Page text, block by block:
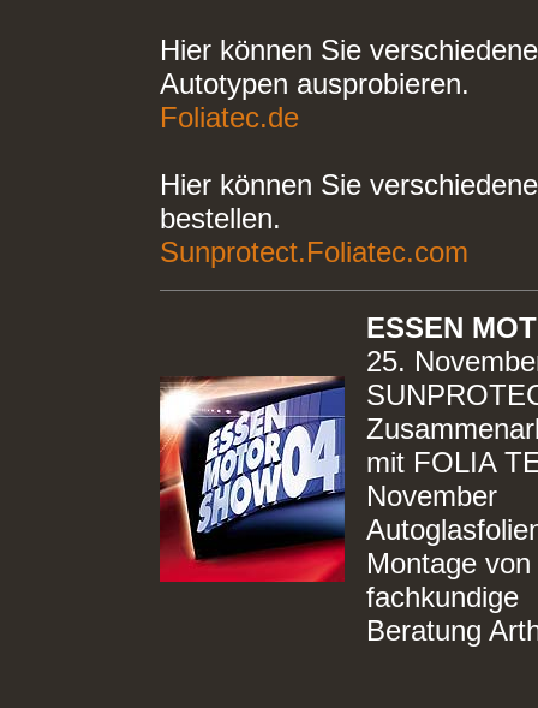
Hier können Sie
Autotypen ausprobieren.
Foliatec.de
Hier können Sie
bestellen.
Sunprotect.Foliatec.com
ESSEN
25.
mit FOLIA
November
Montage
fachkundige
Beratung